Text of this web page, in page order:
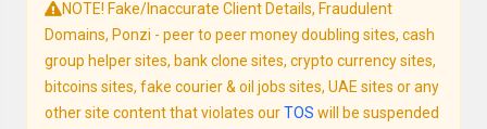
NOTE! Fake/Inaccurate Client Details, Fraudulent
Domains, Ponzi - peer to peer money doubling sites, cash
group helper sites, bank clone sites, crypto currency sites,
bitcoins sites, fake courier & oil jobs sites, UAE sites or any
other site content that violates ourTOS will be suspended